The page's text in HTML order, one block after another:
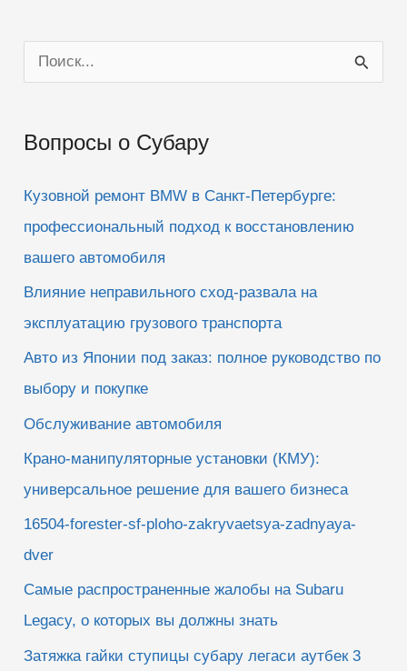
о
с
Вопросы о Субару
Кузовной ремонт BMW в Санкт-Петербурге:
профессиональный подход к восстановлению
вашего автомобиля
Влияние неправильного сход-развала на
эксплуатацию грузового транспорта
Авто из Японии под заказ: полное руководство по
выбору и покупке
Обслуживание автомобиля
Крано-манипуляторные установки (КМУ):
универсальное решение для вашего бизнеса
16504-forester-sf-ploho-zakryvaetsya-zadnyaya-
dver
Самые распространенные жалобы на Subaru
Legacy, о которых вы должны знать
Затяжка гайки ступицы субару легаси аутбек 3